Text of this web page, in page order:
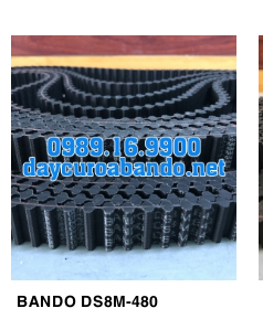
BANDO DS8M-480